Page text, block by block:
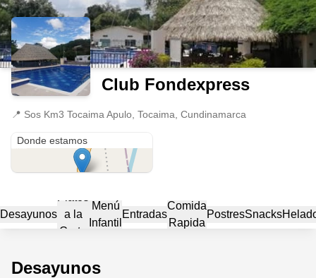
Club Fondexpress
📍 Sos Km3 Tocaima Apulo, Tocaima, Cundinamarca
Donde estamos
Desayunos a la
Carta
Menú
Infantil
Entradas
Comida
Rapida
PostresSnacks
Desayunos